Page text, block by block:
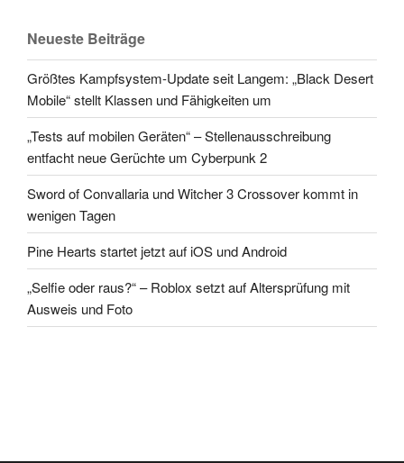
Neueste Beiträge
Größtes Kampfsystem-Update seit Langem: „Black Desert
Mobile“ stellt Klassen und Fähigkeiten um
„Tests auf mobilen Geräten“ – Stellenausschreibung
entfacht neue Gerüchte um Cyberpunk 2
Sword of Convallaria und Witcher 3 Crossover kommt in
wenigen Tagen
Pine Hearts startet jetzt auf iOS und Android
„Selfie oder raus?“ – Roblox setzt auf Altersprüfung mit
Ausweis und Foto